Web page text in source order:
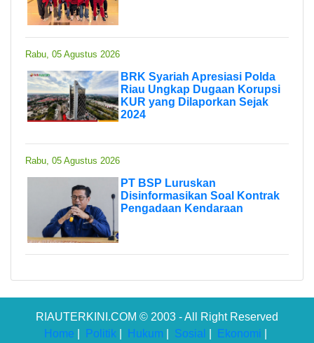
Rabu, 05 Agustus 2026
BRK Syariah Apresiasi Polda
Riau Ungkap Dugaan Korupsi
KUR yang Dilaporkan Sejak
2024
Rabu, 05 Agustus 2026
PT BSP Luruskan
Disinformasikan Soal Kontrak
Pengadaan Kendaraan
RIAUTERKINI.COM © 2003 - All Right Reserved
Home
Politik Hukum Sosial Ekonomi